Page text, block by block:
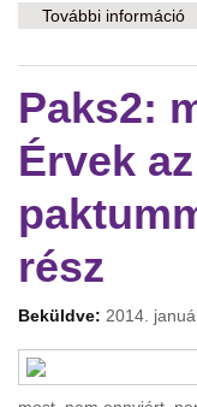
További információ
Paks2:
Érvek
rész
Beküldve: 2014.